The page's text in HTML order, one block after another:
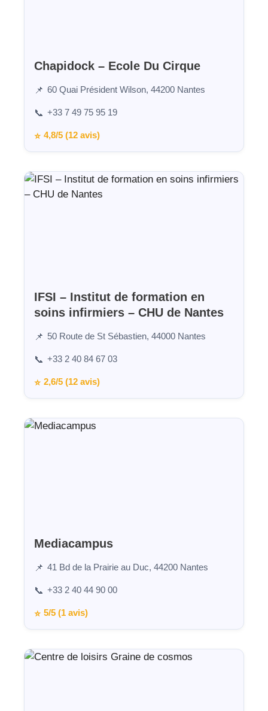
Chapidock – Ecole Du Cirque
📌 60 Quai Président Wilson, 44200 Nantes
📞 +33 7 49 75 95 19
⭐ 4,8/5 (12 avis)
IFSI – Institut de formation en
soins infirmiers – CHU de Nantes
📌 50 Route de St Sébastien, 44000 Nantes
📞 +33 2 40 84 67 03
⭐ 2,6/5 (12 avis)
Mediacampus
📌 41 Bd de la Prairie au Duc, 44200 Nantes
📞 +33 2 40 44 90 00
⭐ 5/5 (1 avis)